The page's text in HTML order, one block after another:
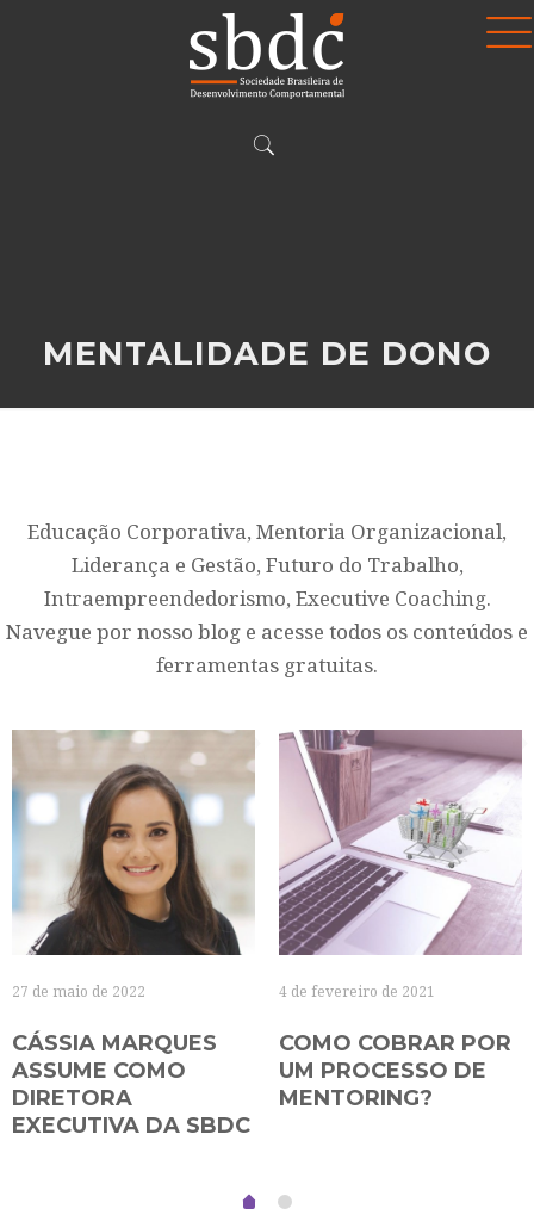
MENTALIDADE DE DONO
Educação Corporativa, Mentoria Organizacional,
Liderança e Gestão, Futuro do Trabalho,
Intraempreendedorismo, Executive Coaching.
Navegue por nosso blog e acesse todos os conteúdos e
ferramentas gratuitas.
27 de maio de 2022
CÁSSIA MARQUES
ASSUME COMO
DIRETORA
EXECUTIVA DA SBDC
4 de fevereiro de 2021
COMO COBRAR POR
UM PROCESSO DE
MENTORING?